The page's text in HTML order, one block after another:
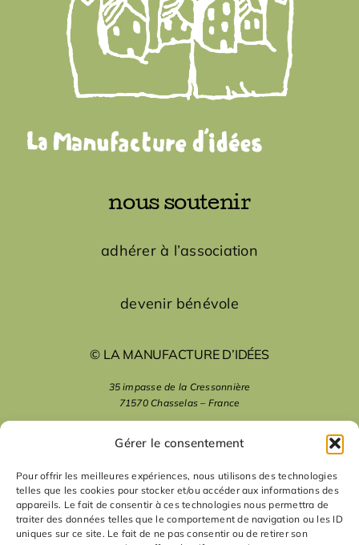
Gérer le consentement
Pour offrir les meilleures expériences, nous utilisons des technologies
telles que les cookies pour stocker et/ou accéder aux informations des
appareils. Le fait de consentir à ces technologies nous permettra de
traiter des données telles que le comportement de navigation ou les ID
uniques sur ce site. Le fait de ne pas consentir ou de retirer son
nous soutenir
adhérer à l’association
devenir bénévole
© LA MANUFACTURE D’IDÉES
35 impasse de la Cressonnière
71570 Chasselas – France
mentions légales
nous suivre